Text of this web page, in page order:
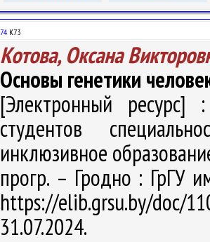
74 К73
Котова, Оксана
Основы генетики
[Электронный ресурс]
студентов
инклюзивное
прогр. – Гродно : ГрГУ
https://elib.grsu.by/doc/
31.07.2024.